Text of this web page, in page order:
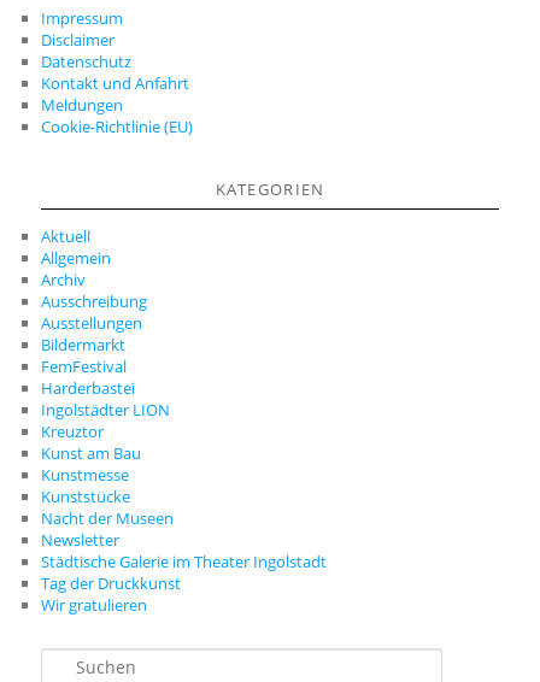
Impressum
Disclaimer
Datenschutz
Kontakt und Anfahrt
Meldungen
Cookie-Richtlinie (EU)
KATEGORIEN
Aktuell
Allgemein
Archiv
Ausschreibung
Ausstellungen
Bildermarkt
FemFestival
Harderbastei
Ingolstädter LION
Kreuztor
Kunst am Bau
Kunstmesse
Kunststücke
Nacht der Museen
Newsletter
Städtische Galerie im Theater Ingolstadt
Tag der Druckkunst
Wir gratulieren